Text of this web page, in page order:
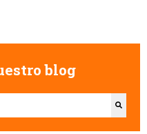
blog
una función de texto predictivo.